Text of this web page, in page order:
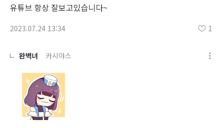
유튜브 항상 잘보고있습니다~
2023.07.24 13:34 1
완벽녀 카시야스